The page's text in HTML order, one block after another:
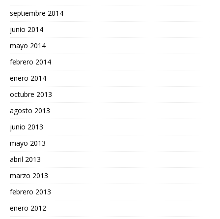
septiembre 2014
junio 2014
mayo 2014
febrero 2014
enero 2014
octubre 2013
agosto 2013
junio 2013
mayo 2013
abril 2013
marzo 2013
febrero 2013
enero 2012